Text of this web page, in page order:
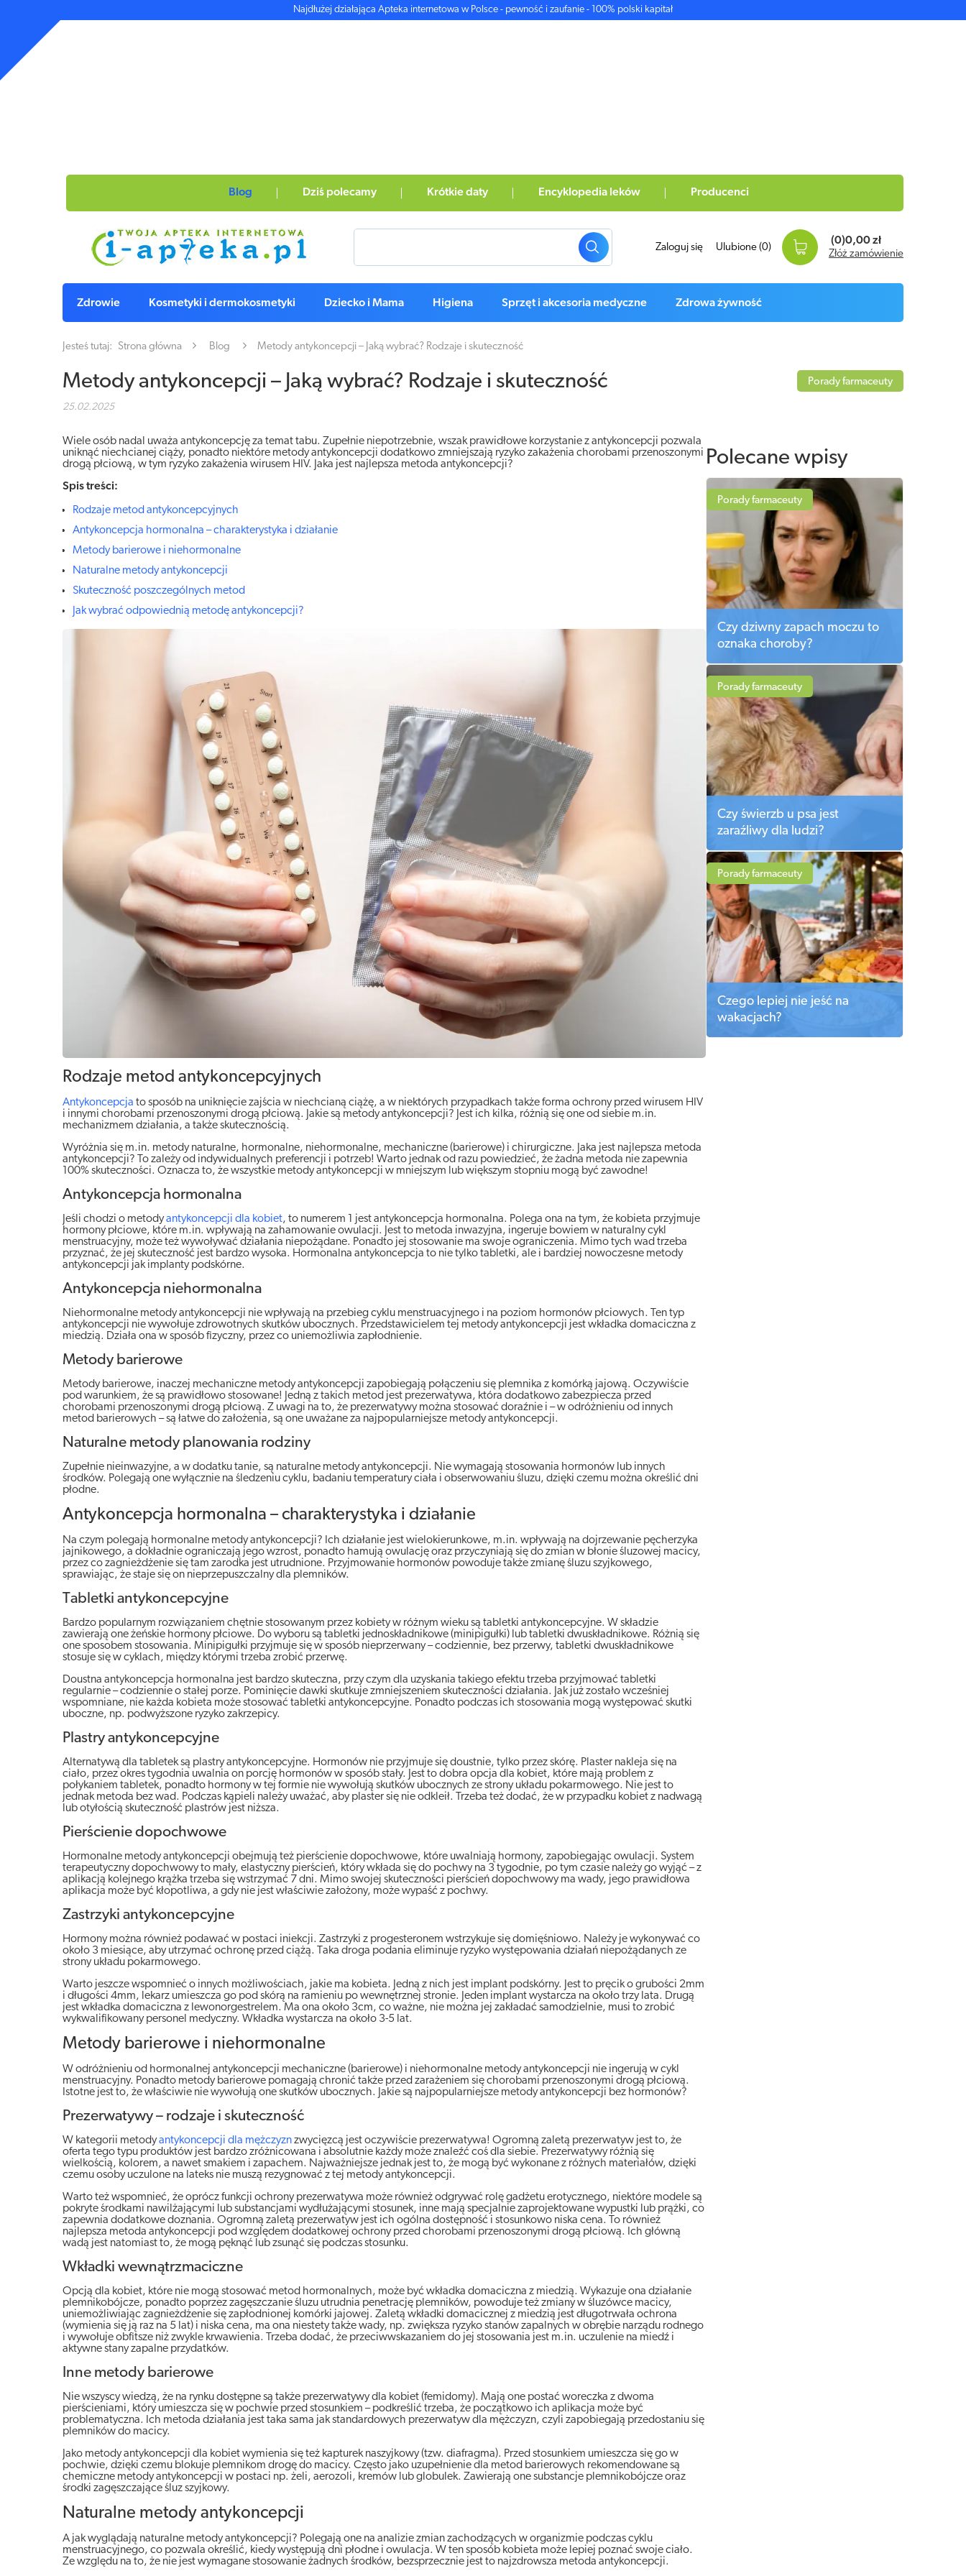
Najdłużej działająca Apteka internetowa w Polsce - pewność i zaufanie - 100% polski kapitał
Blog Dziś polecamy Krótkie daty Encyklopedia leków Producenci
Zaloguj się Ulubione (0)
(0)0,00 zł
Złóż zamówienie
Zdrowie Kosmetyki i dermokosmetyki Dziecko i Mama Higiena Sprzęt i akcesoria medyczne Zdrowa żywność
Jesteś tutaj: Strona główna Blog Metody antykoncepcji – Jaką wybrać? Rodzaje i skuteczność
Metody antykoncepcji – Jaką wybrać? Rodzaje i skuteczność
25.02.2025
Porady farmaceuty
Wiele osób nadal uważa antykoncepcję za temat tabu. Zupełnie niepotrzebnie, wszak prawidłowe korzystanie z antykoncepcji pozwala
uniknąć niechcianej ciąży, ponadto niektóre metody antykoncepcji dodatkowo zmniejszają ryzyko zakażenia chorobami przenoszonymi
drogą płciową, w tym ryzyko zakażenia wirusem HIV. Jaka jest najlepsza metoda antykoncepcji?
Spis treści:
Rodzaje metod antykoncepcyjnych
Antykoncepcja hormonalna – charakterystyka i działanie
Metody barierowe i niehormonalne
Naturalne metody antykoncepcji
Skuteczność poszczególnych metod
Jak wybrać odpowiednią metodę antykoncepcji?
Rodzaje metod antykoncepcyjnych
Antykoncepcja to sposób na uniknięcie zajścia w niechcianą ciążę, a w niektórych przypadkach także forma ochrony przed wirusem HIV
i innymi chorobami przenoszonymi drogą płciową. Jakie są metody antykoncepcji? Jest ich kilka, różnią się one od siebie m.in.
mechanizmem działania, a także skutecznością.
Wyróżnia się m.in. metody naturalne, hormonalne, niehormonalne, mechaniczne (barierowe) i chirurgiczne. Jaka jest najlepsza metoda
antykoncepcji? To zależy od indywidualnych preferencji i potrzeb! Warto jednak od razu powiedzieć, że żadna metoda nie zapewnia
100% skuteczności. Oznacza to, że wszystkie metody antykoncepcji w mniejszym lub większym stopniu mogą być zawodne!
Antykoncepcja hormonalna
Jeśli chodzi o metodyantykoncepcji dla kobiet, to numerem 1 jest antykoncepcja hormonalna. Polega ona na tym, że kobieta przyjmuje
hormony płciowe, które m.in. wpływają na zahamowanie owulacji. Jest to metoda inwazyjna, ingeruje bowiem w naturalny cykl
menstruacyjny, może też wywoływać działania niepożądane. Ponadto jej stosowanie ma swoje ograniczenia. Mimo tych wad trzeba
przyznać, że jej skuteczność jest bardzo wysoka. Hormonalna antykoncepcja to nie tylko tabletki, ale i bardziej nowoczesne metody
antykoncepcji jak implanty podskórne.
Antykoncepcja niehormonalna
Niehormonalne metody antykoncepcji nie wpływają na przebieg cyklu menstruacyjnego i na poziom hormonów płciowych. Ten typ
antykoncepcji nie wywołuje zdrowotnych skutków ubocznych. Przedstawicielem tej metody antykoncepcji jest wkładka domaciczna z
miedzią. Działa ona w sposób fizyczny, przez co uniemożliwia zapłodnienie.
Metody barierowe
Metody barierowe, inaczej mechaniczne metody antykoncepcji zapobiegają połączeniu się plemnika z komórką jajową. Oczywiście
pod warunkiem, że są prawidłowo stosowane! Jedną z takich metod jest prezerwatywa, która dodatkowo zabezpiecza przed
chorobami przenoszonymi drogą płciową. Z uwagi na to, że prezerwatywy można stosować doraźnie i – w odróżnieniu od innych
metod barierowych – są łatwe do założenia, są one uważane za najpopularniejsze metody antykoncepcji.
Naturalne metody planowania rodziny
Zupełnie nieinwazyjne, a w dodatku tanie, są naturalne metody antykoncepcji. Nie wymagają stosowania hormonów lub innych
środków. Polegają one wyłącznie na śledzeniu cyklu, badaniu temperatury ciała i obserwowaniu śluzu, dzięki czemu można określić dni
płodne.
Antykoncepcja hormonalna – charakterystyka i działanie
Na czym polegają hormonalne metody antykoncepcji? Ich działanie jest wielokierunkowe, m.in. wpływają na dojrzewanie pęcherzyka
jajnikowego, a dokładnie ograniczają jego wzrost, ponadto hamują owulację oraz przyczyniają się do zmian w błonie śluzowej macicy,
przez co zagnieżdżenie się tam zarodka jest utrudnione. Przyjmowanie hormonów powoduje także zmianę śluzu szyjkowego,
sprawiając, że staje się on nieprzepuszczalny dla plemników.
Tabletki antykoncepcyjne
Bardzo popularnym rozwiązaniem chętnie stosowanym przez kobiety w różnym wieku są tabletki antykoncepcyjne. W składzie
zawierają one żeńskie hormony płciowe. Do wyboru są tabletki jednoskładnikowe (minipigułki) lub tabletki dwuskładnikowe. Różnią się
one sposobem stosowania. Minipigułki przyjmuje się w sposób nieprzerwany – codziennie, bez przerwy, tabletki dwuskładnikowe
stosuje się w cyklach, między którymi trzeba zrobić przerwę.
Doustna antykoncepcja hormonalna jest bardzo skuteczna, przy czym dla uzyskania takiego efektu trzeba przyjmować tabletki
regularnie – codziennie o stałej porze. Pominięcie dawki skutkuje zmniejszeniem skuteczności działania. Jak już zostało wcześniej
wspomniane, nie każda kobieta może stosować tabletki antykoncepcyjne. Ponadto podczas ich stosowania mogą występować skutki
uboczne, np. podwyższone ryzyko zakrzepicy.
Plastry antykoncepcyjne
Alternatywą dla tabletek są plastry antykoncepcyjne. Hormonów nie przyjmuje się doustnie, tylko przez skórę. Plaster nakleja się na
ciało, przez okres tygodnia uwalnia on porcję hormonów w sposób stały. Jest to dobra opcja dla kobiet, które mają problem z
połykaniem tabletek, ponadto hormony w tej formie nie wywołują skutków ubocznych ze strony układu pokarmowego. Nie jest to
jednak metoda bez wad. Podczas kąpieli należy uważać, aby plaster się nie odkleił. Trzeba też dodać, że w przypadku kobiet z nadwagą
lub otyłością skuteczność plastrów jest niższa.
Pierścienie dopochwowe
Hormonalne metody antykoncepcji obejmują też pierścienie dopochwowe, które uwalniają hormony, zapobiegając owulacji. System
terapeutyczny dopochwowy to mały, elastyczny pierścień, który wkłada się do pochwy na 3 tygodnie, po tym czasie należy go wyjąć – z
aplikacją kolejnego krążka trzeba się wstrzymać 7 dni. Mimo swojej skuteczności pierścień dopochwowy ma wady, jego prawidłowa
aplikacja może być kłopotliwa, a gdy nie jest właściwie założony, może wypaść z pochwy.
Zastrzyki antykoncepcyjne
Hormony można również podawać w postaci iniekcji. Zastrzyki z progesteronem wstrzykuje się domięśniowo. Należy je wykonywać co
około 3 miesiące, aby utrzymać ochronę przed ciążą. Taka droga podania eliminuje ryzyko występowania działań niepożądanych ze
strony układu pokarmowego.
Warto jeszcze wspomnieć o innych możliwościach, jakie ma kobieta. Jedną z nich jest implant podskórny. Jest to pręcik o grubości 2mm
i długości 4mm, lekarz umieszcza go pod skórą na ramieniu po wewnętrznej stronie. Jeden implant wystarcza na około trzy lata. Drugą
jest wkładka domaciczna z lewonorgestrelem. Ma ona około 3cm, co ważne, nie można jej zakładać samodzielnie, musi to zrobić
wykwalifikowany personel medyczny. Wkładka wystarcza na około 3-5 lat.
Metody barierowe i niehormonalne
W odróżnieniu od hormonalnej antykoncepcji mechaniczne (barierowe) i niehormonalne metody antykoncepcji nie ingerują w cykl
menstruacyjny. Ponadto metody barierowe pomagają chronić także przed zarażeniem się chorobami przenoszonymi drogą płciową.
Istotne jest to, że właściwie nie wywołują one skutków ubocznych. Jakie są najpopularniejsze metody antykoncepcji bez hormonów?
Prezerwatywy – rodzaje i skuteczność
W kategorii metodyantykoncepcji dla mężczyznzwycięzcą jest oczywiście prezerwatywa! Ogromną zaletą prezerwatyw jest to, że
oferta tego typu produktów jest bardzo zróżnicowana i absolutnie każdy może znaleźć coś dla siebie. Prezerwatywy różnią się
wielkością, kolorem, a nawet smakiem i zapachem. Najważniejsze jednak jest to, że mogą być wykonane z różnych materiałów, dzięki
czemu osoby uczulone na lateks nie muszą rezygnować z tej metody antykoncepcji.
Warto też wspomnieć, że oprócz funkcji ochrony prezerwatywa może również odgrywać rolę gadżetu erotycznego, niektóre modele są
pokryte środkami nawilżającymi lub substancjami wydłużającymi stosunek, inne mają specjalnie zaprojektowane wypustki lub prążki, co
zapewnia dodatkowe doznania. Ogromną zaletą prezerwatyw jest ich ogólna dostępność i stosunkowo niska cena. To również
najlepsza metoda antykoncepcji pod względem dodatkowej ochrony przed chorobami przenoszonymi drogą płciową. Ich główną
wadą jest natomiast to, że mogą pęknąć lub zsunąć się podczas stosunku.
Wkładki wewnątrzmaciczne
Opcją dla kobiet, które nie mogą stosować metod hormonalnych, może być wkładka domaciczna z miedzią. Wykazuje ona działanie
plemnikobójcze, ponadto poprzez zagęszczanie śluzu utrudnia penetrację plemników, powoduje też zmiany w śluzówce macicy,
uniemożliwiając zagnieżdżenie się zapłodnionej komórki jajowej. Zaletą wkładki domacicznej z miedzią jest długotrwała ochrona
(wymienia się ją raz na 5 lat) i niska cena, ma ona niestety także wady, np. zwiększa ryzyko stanów zapalnych w obrębie narządu rodnego
i wywołuje obfitsze niż zwykle krwawienia. Trzeba dodać, że przeciwwskazaniem do jej stosowania jest m.in. uczulenie na miedź i
aktywne stany zapalne przydatków.
Inne metody barierowe
Nie wszyscy wiedzą, że na rynku dostępne są także prezerwatywy dla kobiet (femidomy). Mają one postać woreczka z dwoma
pierścieniami, który umieszcza się w pochwie przed stosunkiem – podkreślić trzeba, że początkowo ich aplikacja może być
problematyczna. Ich metoda działania jest taka sama jak standardowych prezerwatyw dla mężczyzn, czyli zapobiegają przedostaniu się
plemników do macicy.
Jako metody antykoncepcji dla kobiet wymienia się też kapturek naszyjkowy (tzw. diafragma). Przed stosunkiem umieszcza się go w
pochwie, dzięki czemu blokuje plemnikom drogę do macicy. Często jako uzupełnienie dla metod barierowych rekomendowane są
chemiczne metody antykoncepcji w postaci np. żeli, aerozoli, kremów lub globulek. Zawierają one substancje plemnikobójcze oraz
środki zagęszczające śluz szyjkowy.
Naturalne metody antykoncepcji
A jak wyglądają naturalne metody antykoncepcji? Polegają one na analizie zmian zachodzących w organizmie podczas cyklu
menstruacyjnego, co pozwala określić, kiedy występują dni płodne i owulacja. W ten sposób kobieta może lepiej poznać swoje ciało.
Ze względu na to, że nie jest wymagane stosowanie żadnych środków, bezsprzecznie jest to najzdrowsza metoda antykoncepcji.
Polecane wpisy
Porady farmaceuty
Czy dziwny zapach moczu to
oznaka choroby?
Porady farmaceuty
Czy świerzb u psa jest
zaraźliwy dla ludzi?
Porady farmaceuty
Czego lepiej nie jeść na
wakacjach?